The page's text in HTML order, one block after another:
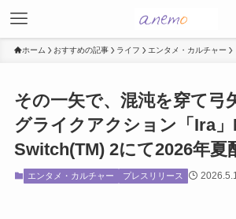
ホーム おすすめの記事 ライフ エンタメ・カルチャー
その一矢で、混沌を穿て弓
グライクアクション「Ira
Switch(TM) 2にて2026年夏
エンタメ・カルチャー プレスリリース